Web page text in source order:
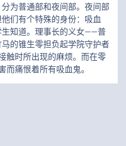
为普通部和夜间部。夜间部
们有个特殊的身份：吸血
生知道。理事长的义女——普
的锥生零担负起学院守护者
触时所出现的麻烦。而在零
痛恨着所有吸血鬼。